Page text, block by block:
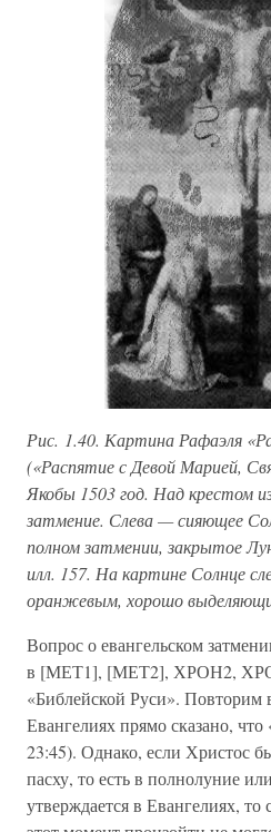
Рис. 1.40. Картина Рафаэля
(«Распятие с Девой Марией,
Якобы 1503 год. Над крестом
затмение. Слева — сияющее
полном затмении, закрытое
илл. 157. На картине Солнце
оранжевым, хорошо
Вопрос о евангельском
в [МЕТ1], [МЕТ2], ХРОН2,
«Библейской Руси». Повторим
Евангелиях прямо сказано,
23:45). Однако, если Христос
пасху, то есть в полнолуние
утверждается в Евангелиях, то